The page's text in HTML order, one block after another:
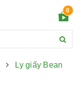
0
Ly giấy Bean